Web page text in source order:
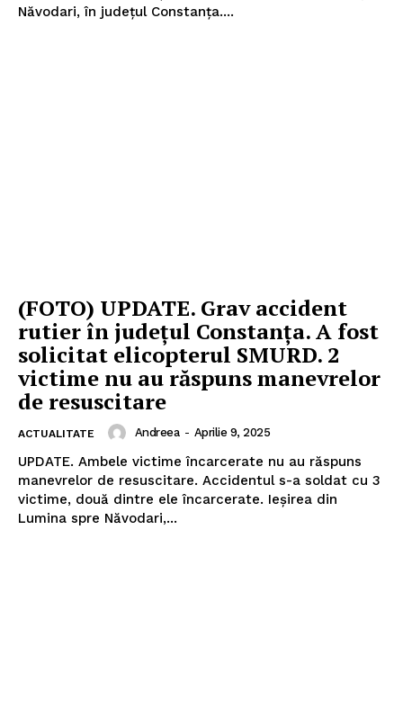
Năvodari, în județul Constanța....
(FOTO) UPDATE. Grav accident
rutier în județul Constanța. A fost
solicitat elicopterul SMURD. 2
victime nu au răspuns manevrelor
de resuscitare
ACTUALITATE Andreea - Aprilie 9, 2025
UPDATE. Ambele victime încarcerate nu au răspuns
manevrelor de resuscitare. Accidentul s-a soldat cu 3
victime, două dintre ele încarcerate. Ieșirea din
Lumina spre Năvodari,...